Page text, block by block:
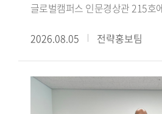
글로벌캠퍼스 인문경상관 215호
《散頒刑部格》殘卷談起」라는
콜로키움을 개최했다. 이번 콜로
통한 온라인 강연을 병행하는 방
콜로키움에서는 중국 법제사와
陳俊强 臺北大學 역사학과 석좌교수를 초
2026.08.05 전략홍보팀